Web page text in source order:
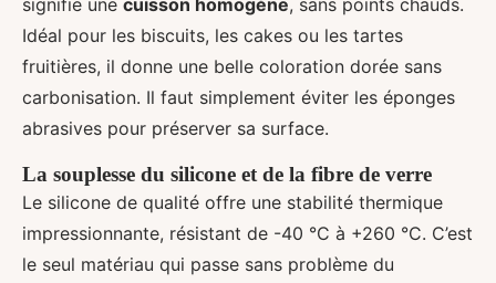
signifie une cuisson homogène, sans points chauds.
Idéal pour les biscuits, les cakes ou les tartes
fruitières, il donne une belle coloration dorée sans
carbonisation. Il faut simplement éviter les éponges
abrasives pour préserver sa surface.
La souplesse du silicone et de la fibre de verre
Le silicone de qualité offre une stabilité thermique
impressionnante, résistant de -40 °C à +260 °C. C’est
le seul matériau qui passe sans problème du